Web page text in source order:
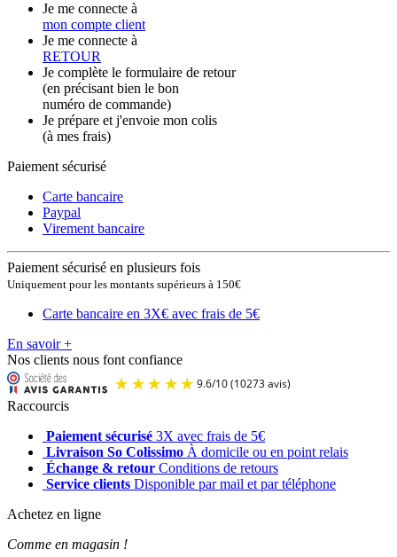
Je me connecte à
mon compte client
Je me connecte à
RETOUR
Je complète le formulaire de retour
(en précisant bien le bon
numéro de commande)
Je prépare et j'envoie mon colis
(à mes frais)
Paiement sécurisé
Carte bancaire
Paypal
Virement bancaire
Paiement sécurisé en plusieurs fois
Uniquement pour les montants supérieurs à 150€
Carte bancaire en 3X€ avec frais de 5€
En savoir +
Nos clients nous font confiance
Raccourcis
Paiement sécurisé 3X avec frais de 5€
Livraison So Colissimo À domicile ou en point relais
Échange & retour Conditions de retours
Service clients Disponible par mail et par téléphone
Achetez en ligne
Comme en magasin !